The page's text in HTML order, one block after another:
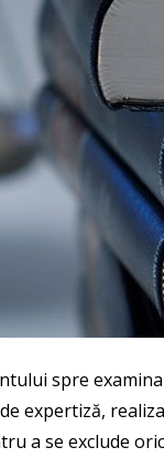
spre
a se exclude